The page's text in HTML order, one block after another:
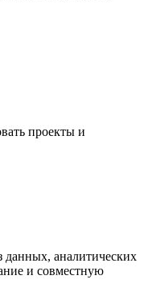
проекты и
данных, аналитических
и совместную